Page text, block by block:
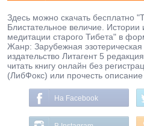
Здесь можно скачать бесплатно
Блистательное величие. Истории
медитации старого Тибета" в
Жанр: Зарубежная эзотерическая
издательство Литагент 5
читать книгу онлайн без
(ЛибФокс) или прочесть
На Facebook